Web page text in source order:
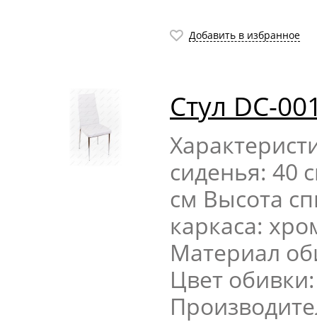
Добавить в избранное
Стул DC-
сиденья: 40
см Высота
каркаса:
Материал
Цвет